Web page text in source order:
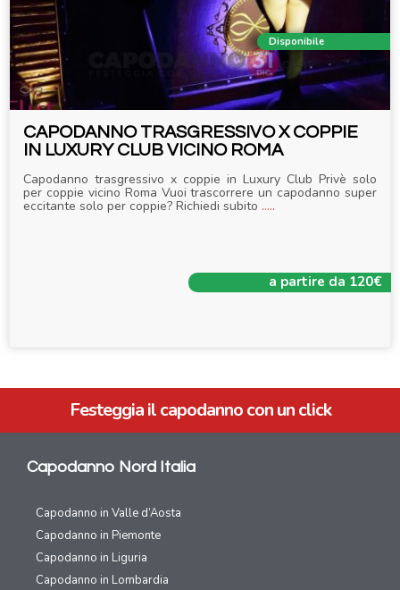
Disponibile
CAPODANNO TRASGRESSIVO X COPPIE
IN LUXURY CLUB VICINO ROMA
Capodanno trasgressivo x coppie in Luxury Club Privè solo
per coppie vicino Roma Vuoi trascorrere un capodanno super
eccitante solo per coppie? Richiedi subito .....
a partire da 120€
Festeggia il capodanno con un click
Capodanno Nord Italia
Capodanno in Valle d’Aosta
Capodanno in Piemonte
Capodanno in Liguria
Capodanno in Lombardia